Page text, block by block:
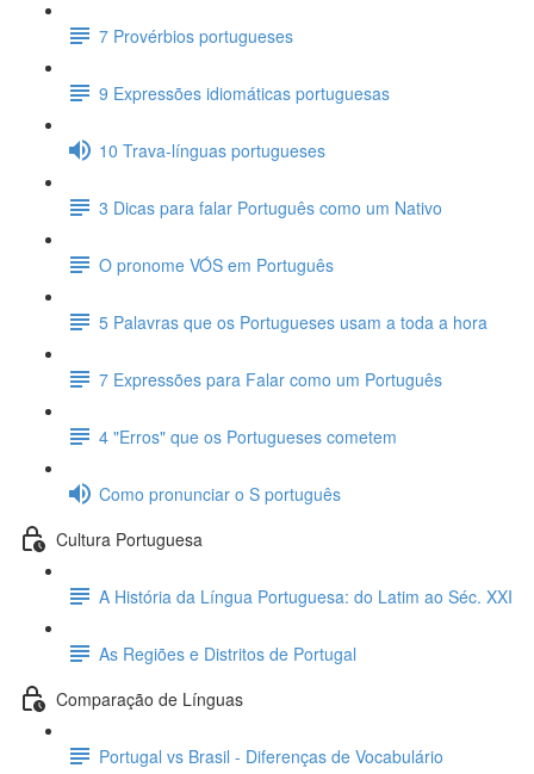
7 Provérbios portugueses
9 Expressões idiomáticas portuguesas
10 Trava-línguas portugueses
3 Dicas para falar Português como um Nativo
O pronome VÓS em Português
5 Palavras que os Portugueses usam a toda a hora
7 Expressões para Falar como um Português
4 "Erros" que os Portugueses cometem
Como pronunciar o S português
Cultura Portuguesa
A História da Língua Portuguesa: do Latim ao Séc. XXI
As Regiões e Distritos de Portugal
Comparação de Línguas
Portugal vs Brasil - Diferenças de Vocabulário